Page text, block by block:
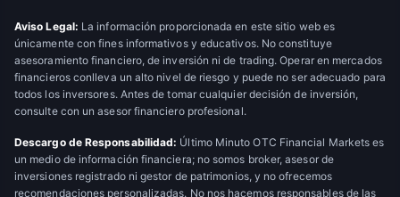
Aviso Legal: La información proporcionada en este sitio web es
únicamente con fines informativos y educativos. No constituye
asesoramiento financiero, de inversión ni de trading. Operar en mercados
financieros conlleva un alto nivel de riesgo y puede no ser adecuado para
todos los inversores. Antes de tomar cualquier decisión de inversión,
consulte con un asesor financiero profesional.
Descargo de Responsabilidad: Último Minuto OTC Financial Markets es
un medio de información financiera; no somos broker, asesor de
inversiones registrado ni gestor de patrimonios, y no ofrecemos
recomendaciones personalizadas. No nos hacemos responsables de las